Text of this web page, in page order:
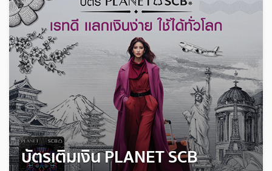
บัตรเติมเงิน PLANET SCB